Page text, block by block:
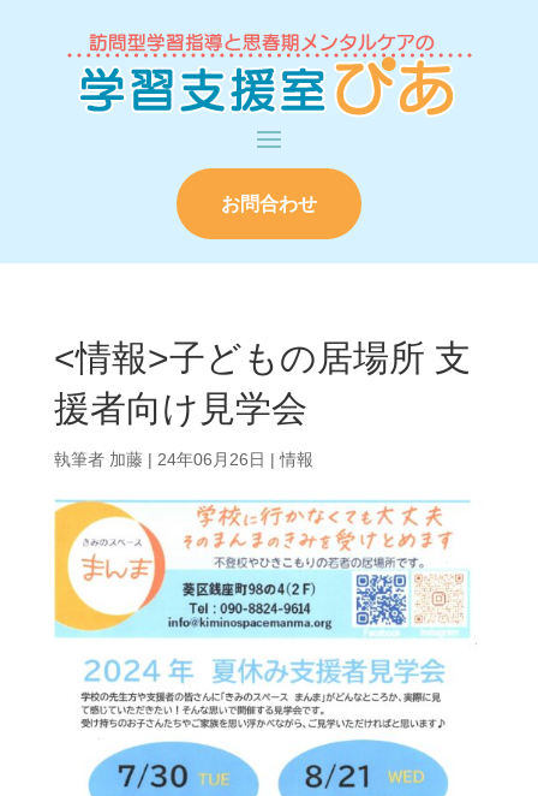
お問合わせ
<情報>子どもの居場所 支
援者向け見学会
執筆者 加藤| 24年06月26日 |情報